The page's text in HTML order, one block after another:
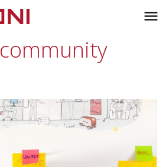
menu
community